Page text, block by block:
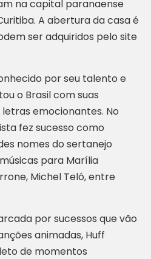
na capital paranaense
A abertura da casa é
ser adquiridos pelo site
por seu talento e
o Brasil com suas
emocionantes. No
fez sucesso como
nomes do sertanejo
para Marília
Michel Teló, entre
por sucessos que vão
animadas, Huff
de momentos